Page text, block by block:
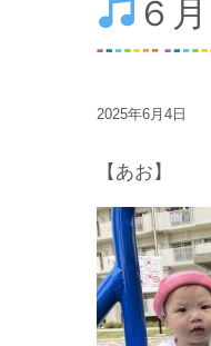
６
2025年6月4日
【あお】